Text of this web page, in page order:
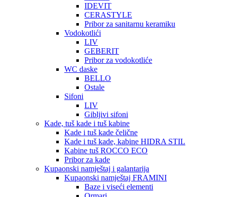
IDEVIT
CERASTYLE
Pribor za sanitarnu keramiku
Vodokotlići
LIV
GEBERIT
Pribor za vodokotliće
WC daske
BELLO
Ostale
Sifoni
LIV
Gibljivi sifoni
Kade, tuš kade i tuš kabine
Kade i tuš kade čelične
Kade i tuš kade, kabine HIDRA STIL
Kabine tuš ROCCO ECO
Pribor za kade
Kupaonski namještaj i galantarija
Kupaonski namještaj FRAMINI
Baze i viseći elementi